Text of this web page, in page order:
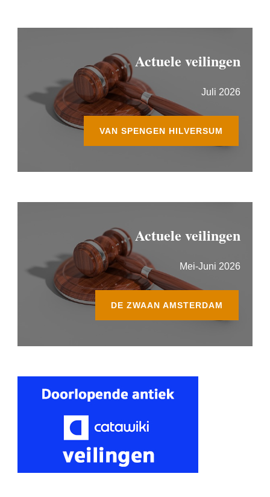
Actuele veilingen
Juli 2026
VAN SPENGEN HILVERSUM
Actuele veilingen
Mei-Juni 2026
DE ZWAAN AMSTERDAM